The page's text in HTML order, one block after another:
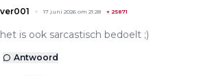
17 juni 2026 om 21:28 + 25871
is ook sarcastisch bedoelt ;)
Antwoord